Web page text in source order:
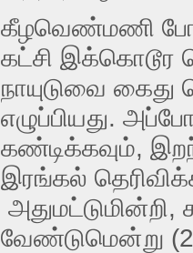
கீழவெண்மணி
கட்சி
நாயுடுவை கைது
எழுப்பியது.
கண்டிக்கவும்,
இரங்கல்
வேண்டுமென்று